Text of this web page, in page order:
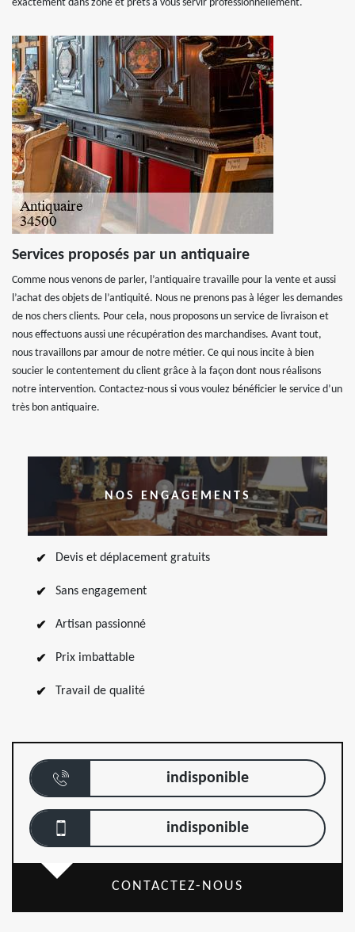
exactement dans zone et prêts à vous servir professionnellement.
Services proposés par un antiquaire
Comme nous venons de parler, l’antiquaire travaille pour la vente et aussi
l’achat des objets de l’antiquité. Nous ne prenons pas à léger les demandes
de nos chers clients. Pour cela, nous proposons un service de livraison et
nous effectuons aussi une récupération des marchandises. Avant tout,
nous travaillons par amour de notre métier. Ce qui nous incite à bien
soucier le contentement du client grâce à la façon dont nous réalisons
notre intervention. Contactez-nous si vous voulez bénéficier le service d’un
très bon antiquaire.
NOS ENGAGEMENTS
Devis et déplacement gratuits
Sans engagement
Artisan passionné
Prix imbattable
Travail de qualité
indisponible
indisponible
CONTACTEZ-NOUS